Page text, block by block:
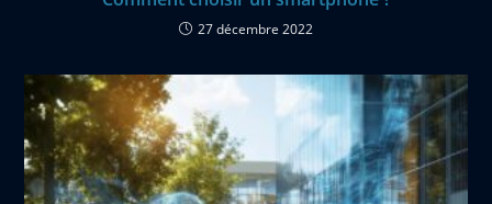
27 décembre 2022